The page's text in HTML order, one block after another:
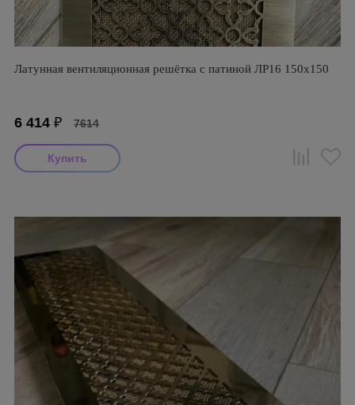
Латунная вентиляционная решётка с патиной ЛР16 150х150
6 414 ₽ 7614